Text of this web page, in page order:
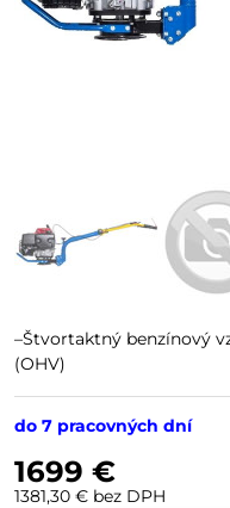
–Štvortaktný benzínový
(OHV)
do 7 pracovných dní
1699 €
1381,30 € bez DPH